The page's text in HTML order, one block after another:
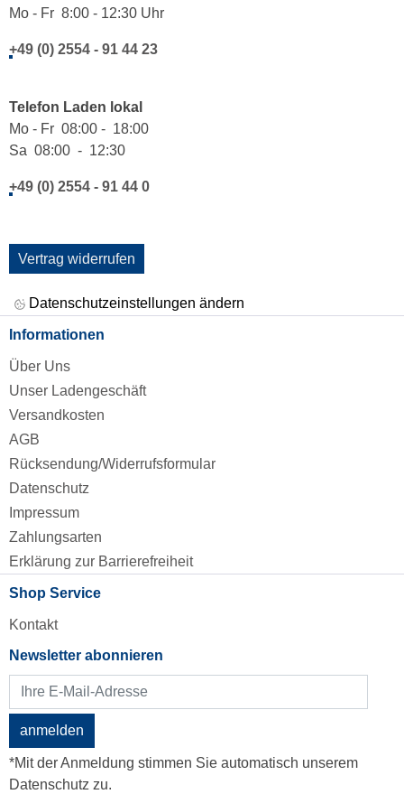
Mo - Fr 8:00 - 12:30 Uhr
+49 (0) 2554 - 91 44 23
Telefon Laden lokal
Mo - Fr 08:00 - 18:00
Sa 08:00 - 12:30
+49 (0) 2554 - 91 44 0
Vertrag widerrufen
Datenschutzeinstellungen ändern
Informationen
Über Uns
Unser Ladengeschäft
Versandkosten
AGB
Rücksendung/Widerrufsformular
Datenschutz
Impressum
Zahlungsarten
Erklärung zur Barrierefreiheit
Shop Service
Kontakt
Newsletter abonnieren
anmelden
*Mit der Anmeldung stimmen Sie automatisch unserem
Datenschutz zu.